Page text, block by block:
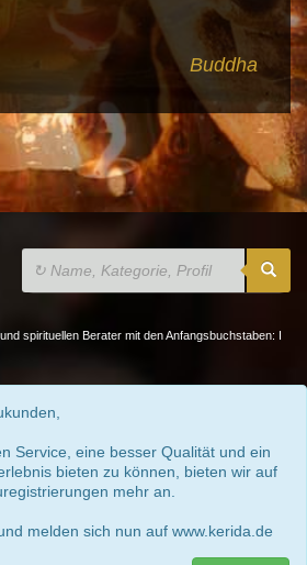
Buddha
spirituellen Berater mit den Anfangsbuchstaben: I
Service, eine besser Qualität und ein
bieten zu können, bieten wir auf
mehr an.
melden sich nun auf www.kerida.de